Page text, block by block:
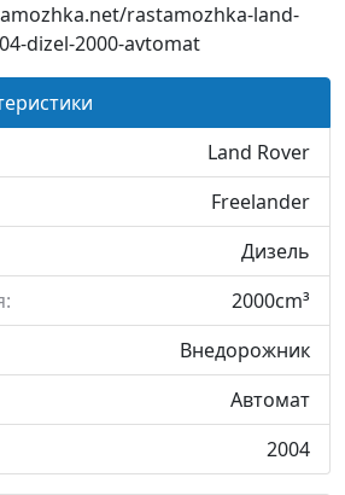
rastamozhka-land-
dizel-2000-avtomat
Land Rover
Freelander
Дизель
2000cm³
Внедорожник
Автомат
2004